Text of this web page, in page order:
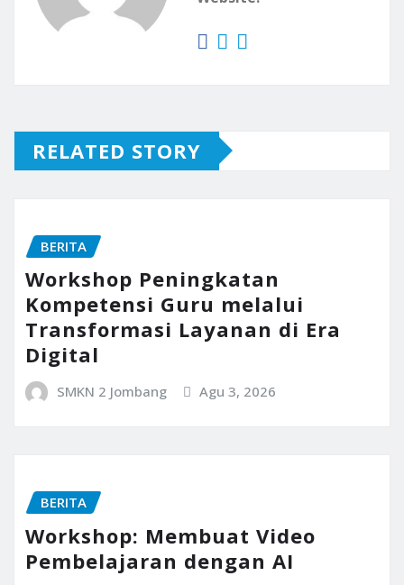
RELATED STORY
BERITA
Workshop Peningkatan
Kompetensi Guru melalui
Transformasi Layanan di Era
Digital
SMKN 2 Jombang Agu 3, 2026
BERITA
Workshop: Membuat Video
Pembelajaran dengan AI